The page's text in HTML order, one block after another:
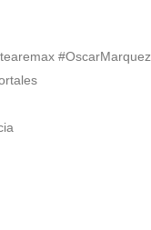
#OscarMarquez